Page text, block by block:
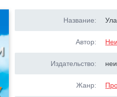
Название:
Автор:
Издательство:
Жанр: